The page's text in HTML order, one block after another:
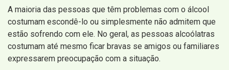
A maioria das pessoas que têm problemas com o álcool
costumam escondê-lo ou simplesmente não admitem que
estão sofrendo com ele. No geral, as pessoas alcoólatras
costumam até mesmo ficar bravas se amigos ou familiares
expressarem preocupação com a situação.